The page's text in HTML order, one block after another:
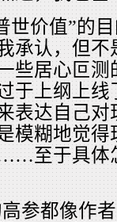
世价值”的
承认，但
些居心叵
于上纲上
表达自己
模糊地觉
至于具体
参都像作